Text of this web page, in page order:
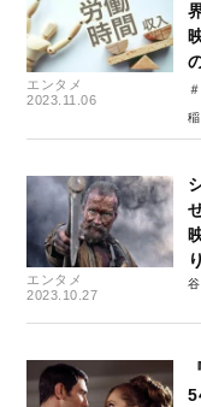
エンタメ
2023.11.06
エンタメ
2023.10.27